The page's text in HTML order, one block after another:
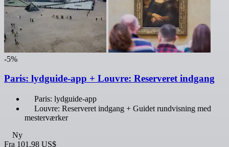
-5%
Paris: lydguide-app + Louvre: Reserveret indgang
Paris: lydguide-app
Louvre: Reserveret indgang + Guidet rundvisning med
mesterværker
Ny
Fra 101,98 US$